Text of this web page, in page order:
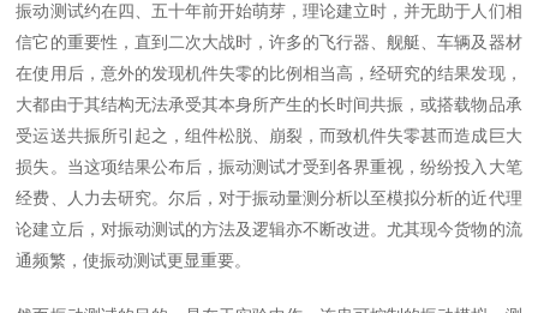
振动测试约在四、五十年前开始萌芽，理论建立时，并无助于人们相
信它的重要性，直到二次大战时，许多的飞行器、舰艇、车辆及器材
在使用后，意外的发现机件失零的比例相当高，经研究的结果发现，
大都由于其结构无法承受其本身所产生的长时间共振，或搭载物品承
受运送共振所引起之，组件松脱、崩裂，而致机件失零甚而造成巨大
损失。当这项结果公布后，振动测试才受到各界重视，纷纷投入大笔
经费、人力去研究。尔后，对于振动量测分析以至模拟分析的近代理
论建立后，对振动测试的方法及逻辑亦不断改进。尤其现今货物的流
通频繁，使振动测试更显重要。